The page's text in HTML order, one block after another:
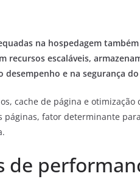
na hospedagem
recursos escaláveis,
e na segurança
cache de página e otimização
fator determinante
de